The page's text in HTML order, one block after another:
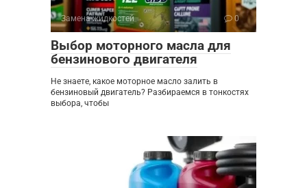
Замена жидкостей 0
Выбор моторного масла для
бензинового двигателя
Не знаете, какое моторное масло залить в
бензиновый двигатель? Разбираемся в тонкостях
выбора, чтобы